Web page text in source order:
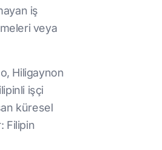
iş
veya
Hiligaynon
işçi
küresel
Filipin